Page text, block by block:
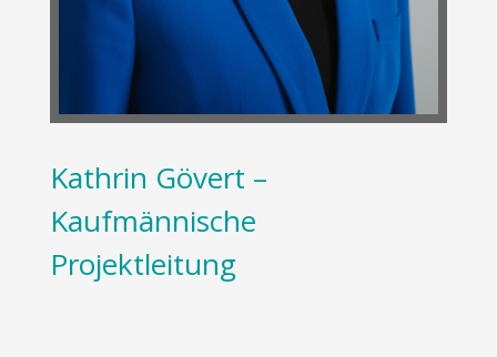
Kathrin Gövert –
Kaufmännische
Projektleitung